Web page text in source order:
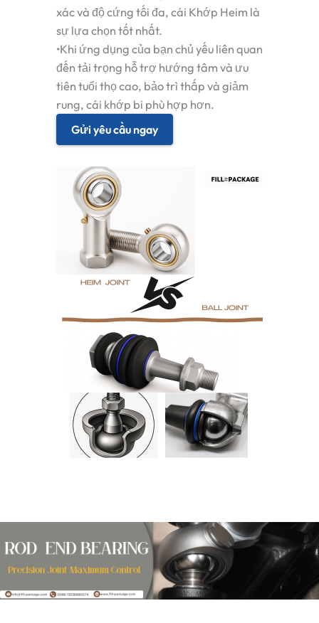
xác và độ cứng tối đa, cái Khớp Heim là
sự lựa chọn tốt nhất.
•Khi ứng dụng của bạn chủ yếu liên quan
đến tải trọng hỗ trợ hướng tâm và ưu
tiên tuổi thọ cao, bảo trì thấp và giảm
rung, cái khớp bi phù hợp hơn.
Gửi yêu cầu ngay